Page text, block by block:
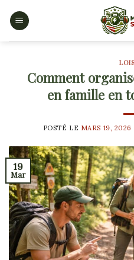
Comment
en famille en
POSTÉ LE MARS 19, 2026
19
Mar